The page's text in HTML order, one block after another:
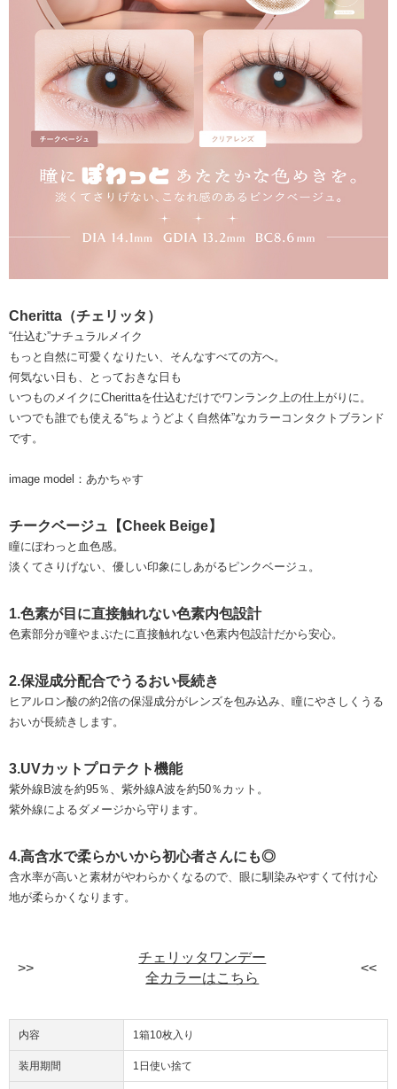
Cheritta（チェリッタ）
“仕込む”ナチュラルメイク
もっと自然に可愛くなりたい、そんなすべての方へ。
何気ない日も、とっておきな日も
いつものメイクにCherittaを仕込むだけでワンランク上の仕上がりに。
いつでも誰でも使える“ちょうどよく自然体”なカラーコンタクトブランド
です。
image model：あかちゃす
チークベージュ【Cheek Beige】
瞳にぽわっと血色感。
淡くてさりげない、優しい印象にしあがるピンクベージュ。
1.色素が目に直接触れない色素内包設計
色素部分が瞳やまぶたに直接触れない色素内包設計だから安心。
2.保湿成分配合でうるおい長続き
ヒアルロン酸の約2倍の保湿成分がレンズを包み込み、瞳にやさしくうる
おいが長続きします。
3.UVカットプロテクト機能
紫外線B波を約95％、紫外線A波を約50％カット。
紫外線によるダメージから守ります。
4.高含水で柔らかいから初心者さんにも◎
含水率が高いと素材がやわらかくなるので、眼に馴染みやすくて付け心
地が柔らかくなります。
チェリッタワンデー
全カラーはこちら
内容 1箱10枚入り
装用期間 1日使い捨て